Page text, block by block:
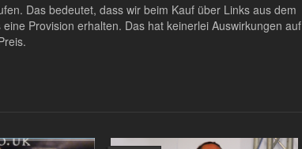
Das bedeutet, dass wir beim Kauf über Links aus dem
Provision erhalten. Das hat keinerlei Auswirkungen auf